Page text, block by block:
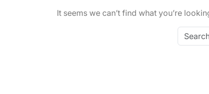
It seems we can’t find what you’re